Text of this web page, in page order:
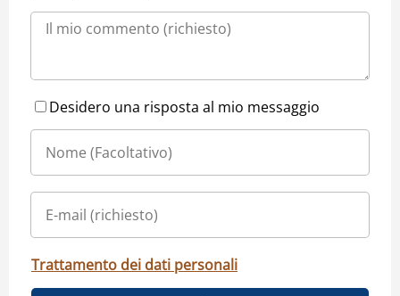
Desidero una risposta al mio messaggio
Trattamento dei dati personali